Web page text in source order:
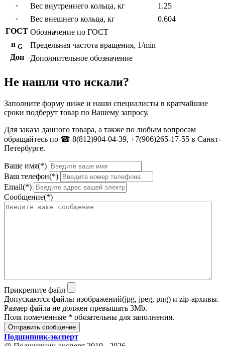
-
Вес внутреннего кольца, кг
1.25
-
Вес внешнего кольца, кг
0.604
ГОСТ Обозначение по ГОСТ
n G
Предельная частота вращения, 1/min
Доп
Дополнительное обозначение
Не нашли что искали?
Заполните форму ниже и наши специалисты в кратчайшие
сроки подберут товар по Вашему запросу.
Для заказа данного товара, а также по любым вопросам
обращайтесь по ☎ 8(812)904-04-39, +7(906)265-17-55 в Санкт-
Петербурге.
Ваше имя(*)
Ваш телефон(*)
Email(*)
Сообщение(*)
Прикрепите файл
Допускаются файлы изображений(jpg, jpeg, png) и zip-архивы.
Размер файла не должен превышать 3Mb.
Поля помеченные * обязательны для заполнения.
Отправить сообщение
Подшипник-эксперт